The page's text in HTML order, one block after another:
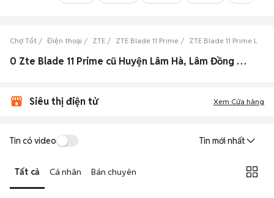
Chợ Tốt Điện thoại ZTE ZTE Blade 11 Prime ZTE Blade 11 Prime Lâm
0 Zte Blade 11 Prime cũ Huyện Lâm Hà, Lâm Đồng đẹp
Siêu thị điện tử Xem Cửa hàng
Tin có video Tin mới nhất
Tất cả Cá nhân Bán chuyên